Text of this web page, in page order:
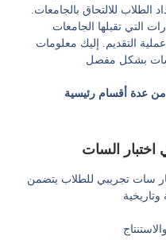
الطلاب للالتحاق بالجامعات.
التي تقبلها الجامعات
التقديم. إليك معلومات
بشكل مفصل
من عدة أقسام رئيسية
السات